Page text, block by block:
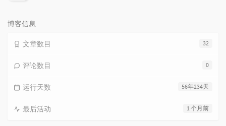
博客信息
32
文章数目
0
评论数目
56年234天
运行天数
1 个月前
最后活动